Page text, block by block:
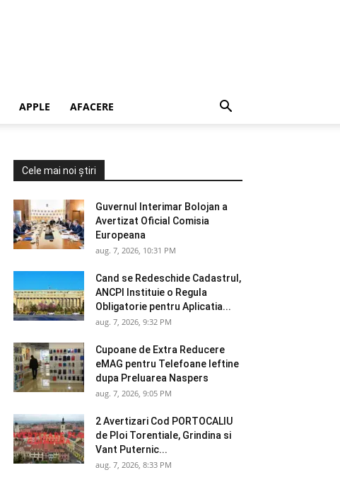
APPLE AFACERE
Cele mai noi știri
Guvernul Interimar Bolojan a
Avertizat Oficial Comisia
Europeana
aug. 7, 2026, 10:31 PM
Cand se Redeschide Cadastrul,
ANCPI Instituie o Regula
Obligatorie pentru Aplicatia...
aug. 7, 2026, 9:32 PM
Cupoane de Extra Reducere
eMAG pentru Telefoane Ieftine
dupa Preluarea Naspers
aug. 7, 2026, 9:05 PM
2 Avertizari Cod PORTOCALIU
de Ploi Torentiale, Grindina si
Vant Puternic...
aug. 7, 2026, 8:33 PM